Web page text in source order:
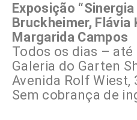
Exposição
Bruckheimer, Flávia
Margarida Campos
Todos os dias – até
Galeria do Garten
Avenida Rolf Wiest,
Sem cobrança de